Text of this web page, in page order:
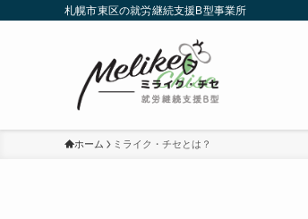
札幌市東区の就労継続支援B型事業所
ホーム ミライク・チセとは？